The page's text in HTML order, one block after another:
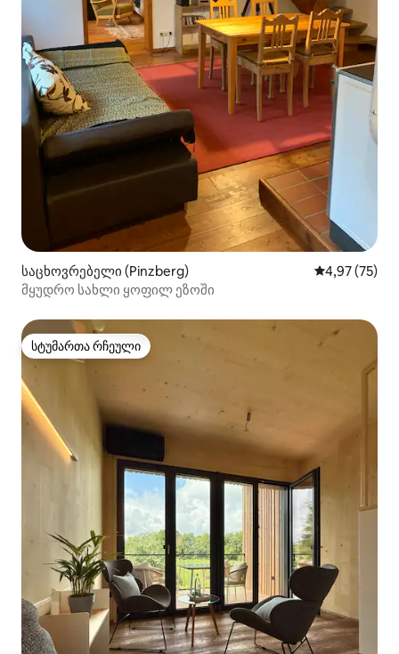
საცხოვრებელი (Pinzberg) საშუალო
4,97 (75)
მყუდრო სახლი ყოფილ ეზოში
სტუმართა რჩეული
სტუმართა რჩეული